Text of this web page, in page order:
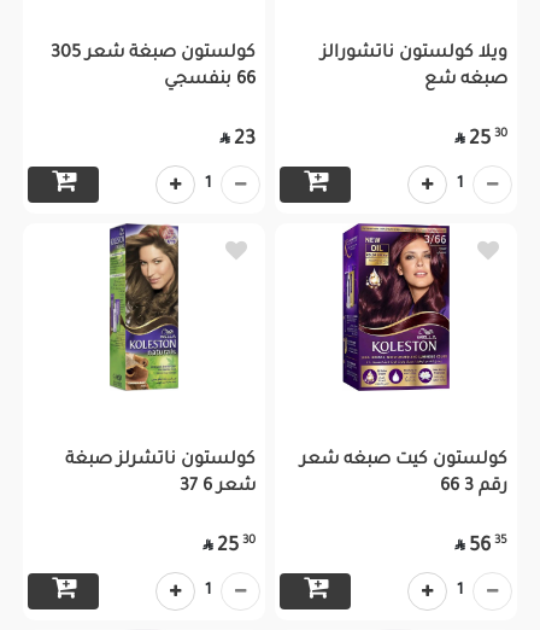
ويلا كولستون ناتشورالز
صبغه شع
30
25

1
كولستون صبغة شعر 305
66 بنفسجي
23

1
كولستون كيت صبغه شعر
رقم 3 66
35
56

1
كولستون ناتشرلز صبغة
شعر 6 37
30
25

1